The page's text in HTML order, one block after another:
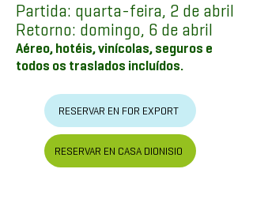
Partida: quarta-feira, 2 de abril
Retorno: domingo, 6 de abril
Aéreo, hotéis, vinícolas, seguros e
todos os traslados incluídos.
RESERVAR EN FOR EXPORT
RESERVAR EN CASA DIONISIO